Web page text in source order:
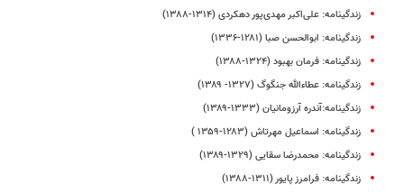
زندگینامه: علی‌اکبر مهدی‌پور دهکردی (۱۳۱۴-۱۳۸۸)
زندگینامه: ابوالحسن صبا (۱۲۸۱-۱۳۳۶)
زندگینامه‌: فرمان بهبود (۱۳۲۴-۱۳۸۸)
زندگینامه: عطاءالله جنگوگ (۱۳۲۷- ۱۳۸۹)
زندگینامه:آندره ‌آرزومانیان (۱۳۳۳-۱۳۸۹)
زندگینامه: اسماعیل مهرتاش (۱۲۸۳-۱۳۵۹ )
زندگینامه‌: محمدرضا سقایی (۱۳۲۹-۱۳۸۹)
زندگینامه: فرامرز پایور (۱۳۱۱-۱۳۸۸)